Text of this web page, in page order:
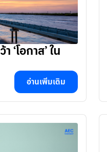
‘โอกาส’ ใน
อ่านเพิ่มเติม